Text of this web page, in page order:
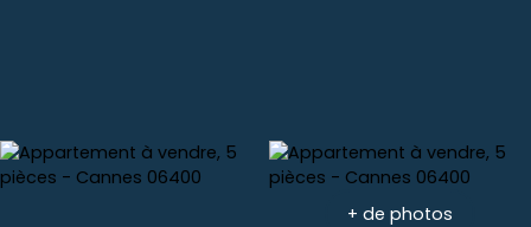
+ de photos